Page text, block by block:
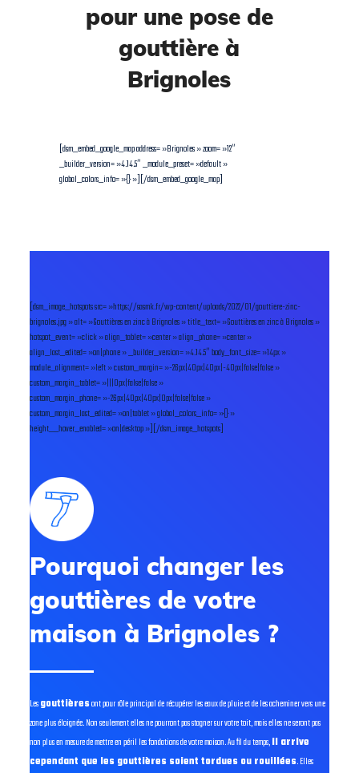
pour une pose de
gouttière à
Brignoles
[dsm_embed_google_map address= »Brignoles » zoom= »12″
_builder_version= »4.14.5″ _module_preset= »default »
global_colors_info= »{} »][/dsm_embed_google_map]
[dsm_image_hotspots src= »https://sasmk.fr/wp-content/uploads/2022/01/gouttiere-zinc-
brignoles.jpg » alt= »Gouttières en zinc à Brignoles » title_text= »Gouttières en zinc à Brignoles »
hotspot_event= »click » align_tablet= »center » align_phone= »center »
align_last_edited= »on|phone » _builder_version= »4.14.5″ body_font_size= »14px »
module_alignment= »left » custom_margin= »-26px|40px|40px|-40px|false|false »
custom_margin_tablet= »|||0px|false|false »
custom_margin_phone= »-26px|40px|40px|0px|false|false »
custom_margin_last_edited= »on|tablet » global_colors_info= »{} »
height__hover_enabled= »on|desktop »][/dsm_image_hotspots]
Pourquoi changer les
gouttières de votre
maison à Brignoles ?
Lesgouttièresont pour rôle principal de récupérer les eaux de pluie et de les acheminer vers une
zone plus éloignée. Non seulement elles ne pourront pas stagner sur votre toit, mais elles ne seront pas
non plus en mesure de mettre en péril les fondations de votre maison. Au fil du temps,il arrive
cependant que les gouttières soient tordues ou rouillées. Elles